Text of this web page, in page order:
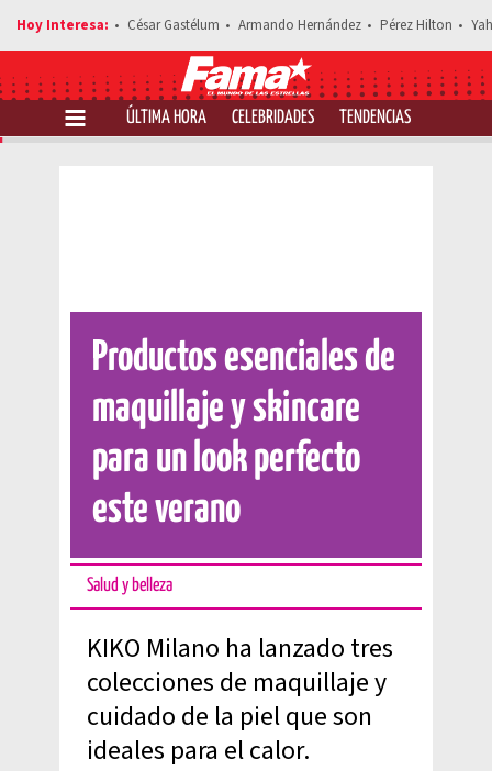
César Gastélum Armando Hernández Pérez Hilton
ÚLTIMA HORA CELEBRIDADES TENDENCIAS
Comparte esta noticia
Productos esenciales de
maquillaje y skincare
para un look perfecto
este verano
Salud y belleza
KIKO Milano ha lanzado tres
colecciones de maquillaje y
cuidado de la piel que son
ideales para el calor.